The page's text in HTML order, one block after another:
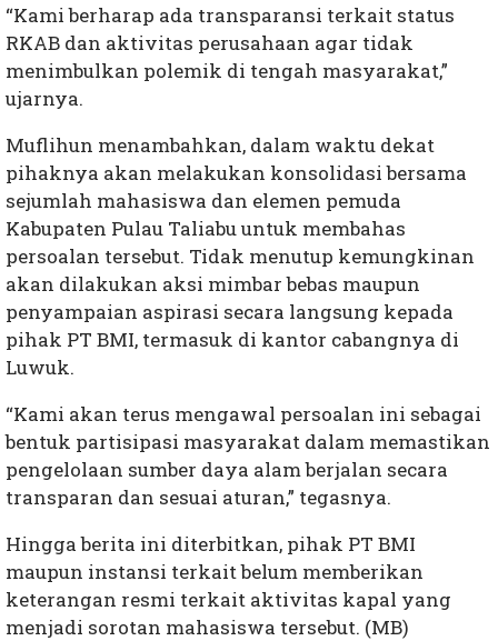
“Kami berharap ada transparansi terkait status
RKAB dan aktivitas perusahaan agar tidak
menimbulkan polemik di tengah masyarakat,”
ujarnya.
Muflihun menambahkan, dalam waktu dekat
pihaknya akan melakukan konsolidasi bersama
sejumlah mahasiswa dan elemen pemuda
Kabupaten Pulau Taliabu untuk membahas
persoalan tersebut. Tidak menutup kemungkinan
akan dilakukan aksi mimbar bebas maupun
penyampaian aspirasi secara langsung kepada
pihak PT BMI, termasuk di kantor cabangnya di
Luwuk.
“Kami akan terus mengawal persoalan ini sebagai
bentuk partisipasi masyarakat dalam memastikan
pengelolaan sumber daya alam berjalan secara
transparan dan sesuai aturan,” tegasnya.
Hingga berita ini diterbitkan, pihak PT BMI
maupun instansi terkait belum memberikan
keterangan resmi terkait aktivitas kapal yang
menjadi sorotan mahasiswa tersebut. (MB)